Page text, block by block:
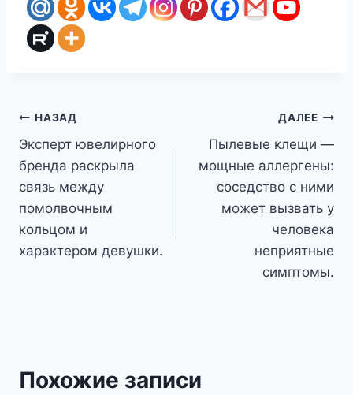
Навигация
по
записям
НАЗАД
Эксперт ювелирного
бренда раскрыла
связь между
помолвочным
кольцом и
характером девушки.
ДАЛЕЕ
Пылевые клещи —
мощные аллергены:
соседство с ними
может вызвать у
человека
неприятные
симптомы.
Похожие записи